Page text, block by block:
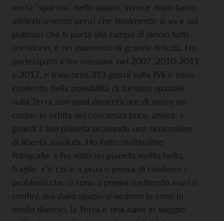
verrà "sparata" nello spazio, invece dopo tanto
addestramento pensi che finalmente si va e sul
pullman che ti porta alla rampa di lancio tutti
sorridono, è un momento di grande felicità. Ho
partecipato a tre missioni, nel 2007, 2010-2011
e 2017, e trascorso 313 giorni sulla ISS e sono
contento della possibilità di turismo spaziale:
sulla Terra non puoi dimenticare di avere un
corpo, in orbita sei coscienza pura, anima, e
guardi il tuo pianeta provando una sensazione
di libertà assoluta. Ho fatto moltissime
fotografie e ho visto un pianeta molto bello,
fragile: c'è chi è a prua e pensa di risolvere i
problemi che ci sono a poppa mettendo muri e
confini, ma dallo spazio si vedono le cose in
modo diverso, la Terra è una nave in viaggio